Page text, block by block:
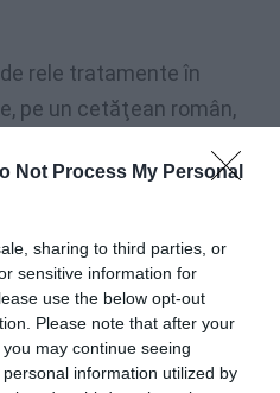
Not Process My Personal
sharing to third parties, or
sensitive information for
use the below opt-out
Please note that after your
may continue seeing
information utilized by
rele tratamente în
pe un cetăţean român,
suferite a trebuit să
leziuni şi
25 de zile. Bărbatul, care
soţia, a fost dus la